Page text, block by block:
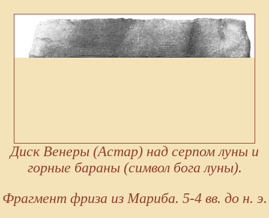
Диск Венеры (Астар) над серпом луны и
горные бараны (символ бога луны).
Фрагмент фриза из Мариба. 5-4 вв. до н. э.